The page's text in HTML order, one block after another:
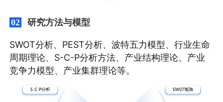
02 研究方法与模型
SWOT分析、PEST分析、波特五力模型、行业生命
周期理论、S-C-P分析方法、产业结构理论、产业
竞争力模型、产业集群理论等。